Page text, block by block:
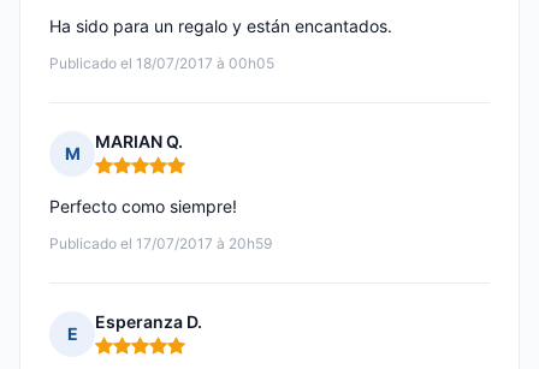
Publicado el 18/07/2017 à 00h05
Ha sido para un regalo y están encantados.
M
MARIAN Q.
Nota: 5 de 5
Publicado el 17/07/2017 à 20h59
Perfecto como siempre!
E
Esperanza D.
Nota: 5 de 5